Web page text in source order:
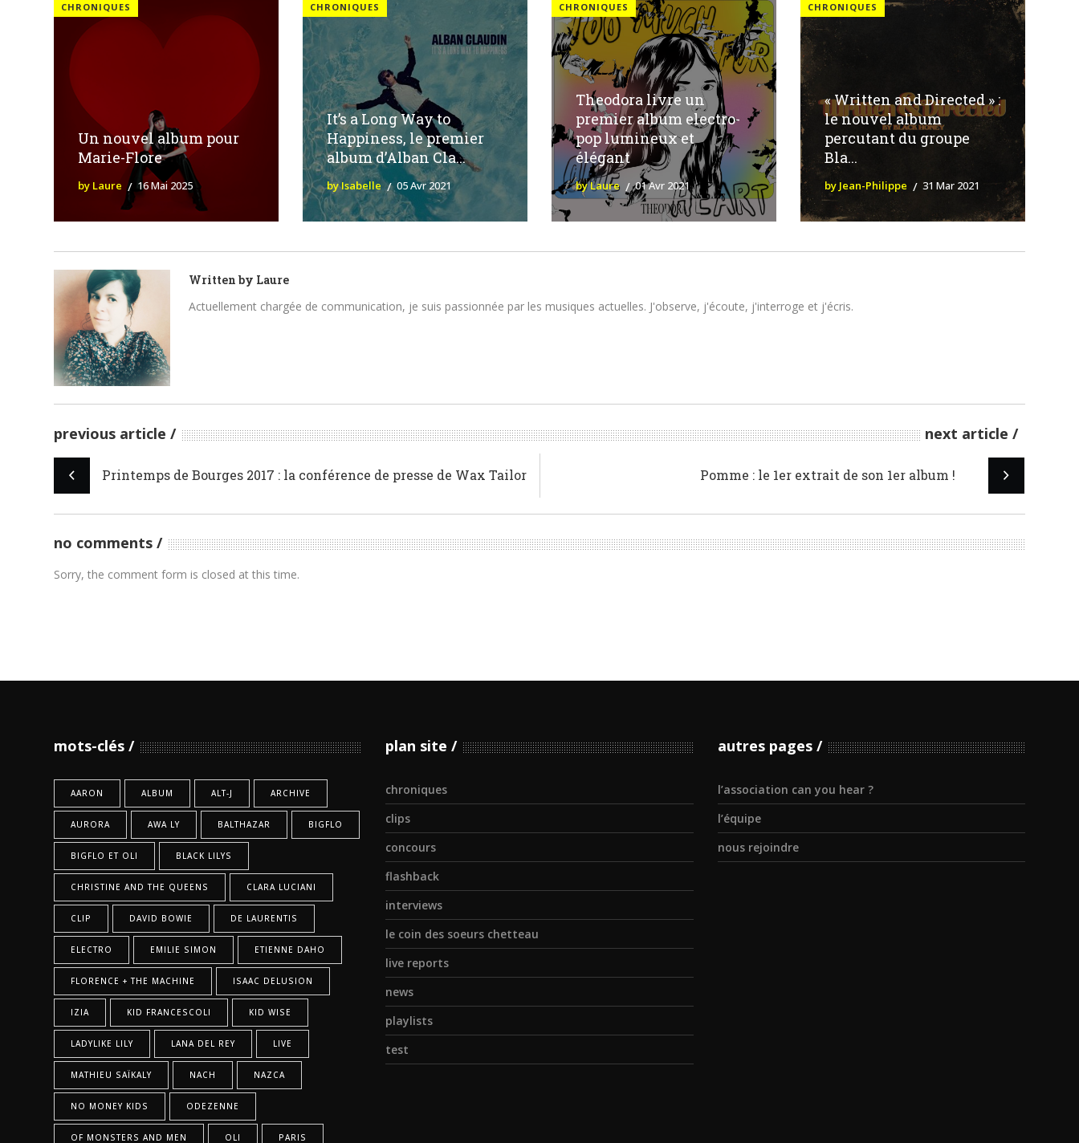
CHRONIQUES
Un nouvel album pour
Marie-Flore
by Laure 16 Mai 2025
CHRONIQUES
It’s a Long Way to
Happiness, le premier
album d’Alban Cla...
by Isabelle 05 Avr 2021
CHRONIQUES
Theodora livre un
premier album electro-
pop lumineux et
élégant
by Laure 01 Avr 2021
CHRONIQUES
« Written and Directed » :
le nouvel album
percutant du groupe
Bla...
by Jean-Philippe 31 Mar 2021
Written by Laure
Actuellement chargée de communication, je suis passionnée par les musiques actuelles. J'observe, j'écoute, j'interroge et j'écris.
previous article next article
Printemps de Bourges 2017 : la conférence de presse de Wax Tailor Pomme : le 1er extrait de son 1er album !
no comments
Sorry, the comment form is closed at this time.
mots-clés
AARON ALBUM ALT-J ARCHIVE
AURORA AWA LY BALTHAZAR BIGFLO
BIGFLO ET OLI BLACK LILYS
CHRISTINE AND THE QUEENS CLARA LUCIANI
CLIP DAVID BOWIE DE LAURENTIS
ELECTRO EMILIE SIMON ETIENNE DAHO
FLORENCE + THE MACHINE ISAAC DELUSION
IZIA KID FRANCESCOLI KID WISE
LADYLIKE LILY LANA DEL REY LIVE
MATHIEU SAÏKALY NACH NAZCA
NO MONEY KIDS ODEZENNE
OF MONSTERS AND MEN OLI PARIS
plan site
chroniques
clips
concours
flashback
interviews
le coin des soeurs chetteau
live reports
news
playlists
test
autres pages
l’association can you hear ?
l’équipe
nous rejoindre